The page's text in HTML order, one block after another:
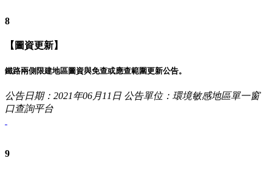
8
【圖資更新】
鐵路兩側限建地區圖資與免查或應查範圍更新公告。
公告日期：2021年06月11日 公告單位：環境敏感地區單一窗
口查詢平台
9